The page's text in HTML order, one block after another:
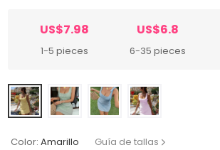
US$7.98
1-5 pieces
US$6.8
6-35 pieces
Color: Amarillo Guía de tallas